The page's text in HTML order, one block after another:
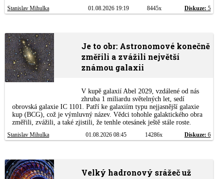
Stanislav Mihulka 01.08.2026 19:19 8445x Diskuze: 5
Je to obr: Astronomové konečně
změřili a zvážili největší
známou galaxii
V kupě galaxií Abel 2029, vzdálené od nás
zhruba 1 miliardu světelných let, sedí
obrovská galaxie IC 1101. Patří ke galaxiím typu nejjasnější galaxie
kup (BCG), což je výmluvný název. Vědci tohohle galaktického obra
změřili, zvážili, a také zjistili, že tenhle otesánek ještě stále roste.
Stanislav Mihulka 01.08.2026 08:45 14286x Diskuze: 6
Velký hadronový srážeč už